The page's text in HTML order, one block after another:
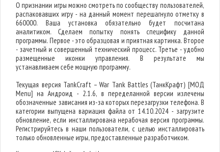
О признании игры можно смотреть по сообществу пользователей,
распаковавших игру - на данный момент перешагнуло отметку в
660000. Ваша установка обязательно будет посчитана
аналитиком. Сделаем попытку понять специфику данной
программы. Первое - это образцовая и приятная картинка. Второе
- зачетный и совершенный технический процесс. Третье - удобно
размещенные иконки управления. В результате мы
устанавливаем себе мощную программу.
Текущая версия TankCraft – War Tank Battles (ТанкКрафт) [МОД
Menu] на Андроид - 2.1.6, в переделанной версии излечены
обозначенные зависания из-за которых перезагрузки телефона. В
категории выпущена вариация файла от 14.10.2024 - загрузите
обновление, если инсталлирована нерабочая версия программы.
Регистрируйтесь в наши пользователи, с целью инсталлировать
только обновленные игры, предоставленные разработчиком.